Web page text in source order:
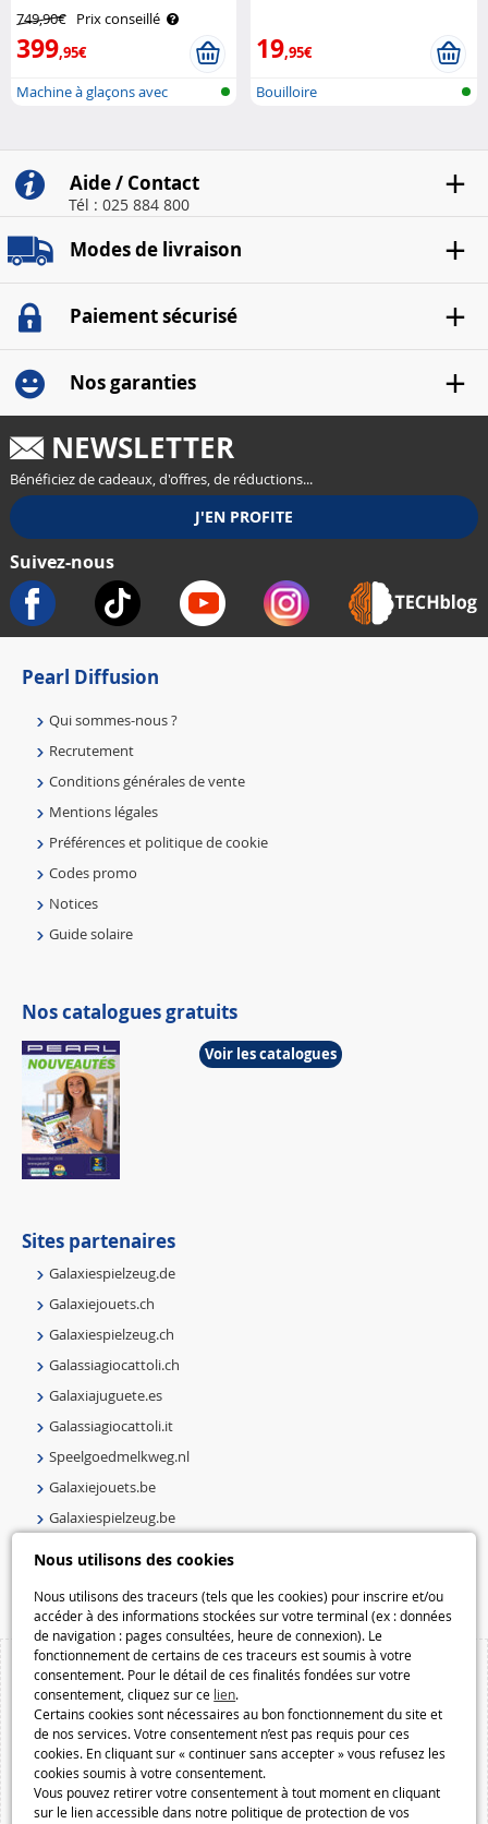
Nous utilisons des cookies
Nous utilisons des traceurs (tels que les cookies) pour inscrire et/ou
accéder à des informations stockées sur votre terminal (ex : données
de navigation : pages consultées, heure de connexion). Le
fonctionnement de certains de ces traceurs est soumis à votre
consentement. Pour le détail de ces finalités fondées sur votre
consentement, cliquez sur ce lien.
Certains cookies sont nécessaires au bon fonctionnement du site et
de nos services. Votre consentement n’est pas requis pour ces
cookies. En cliquant sur « continuer sans accepter » vous refusez les
cookies soumis à votre consentement.
Vous pouvez retirer votre consentement à tout moment en cliquant
sur le lien accessible dans notre politique de protection de vos
749,90€ Prix conseillé
399,95€
Machine à glaçons avec
19,95€
Bouilloire
Aide / Contact
Tél : 025 884 800
Modes de livraison
Paiement sécurisé
Nos garanties
NEWSLETTER
Bénéficiez de cadeaux, d'offres, de réductions...
Suivez-nous
Pearl Diffusion
Qui sommes-nous ?
Recrutement
Conditions générales de vente
Mentions légales
Préférences et politique de cookie
Codes promo
Notices
Guide solaire
Nos catalogues gratuits
Voir les catalogues
Sites partenaires
Galaxiespielzeug.de
Galaxiejouets.ch
Galaxiespielzeug.ch
Galassiagiocattoli.ch
Galaxiajuguete.es
Galassiagiocattoli.it
Speelgoedmelkweg.nl
Galaxiejouets.be
Galaxiespielzeug.be